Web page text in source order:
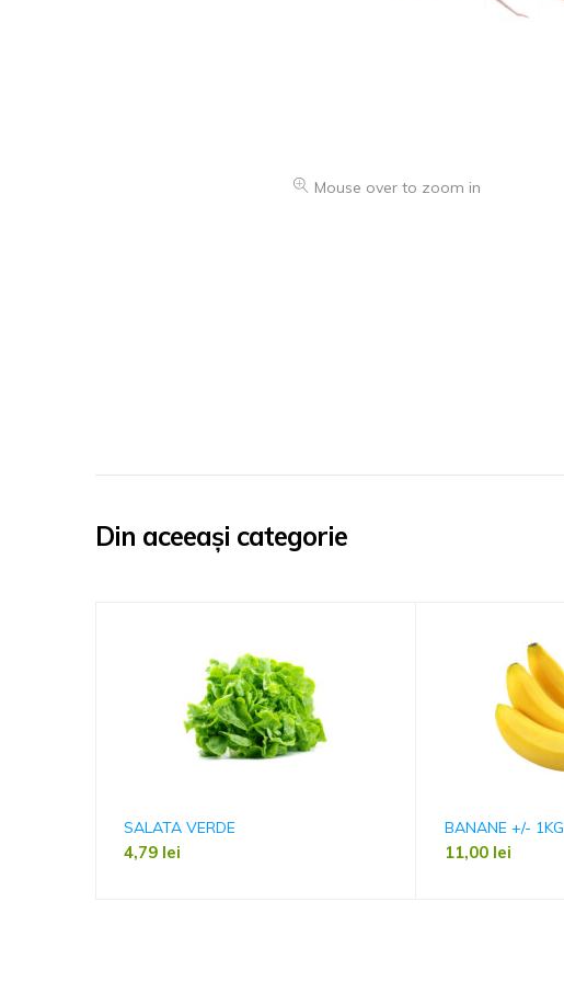
Mouse over to zoom in
Din aceeași categorie
SALATA VERDE
4,79 lei
BANANE +/- 1KG
11,00 lei